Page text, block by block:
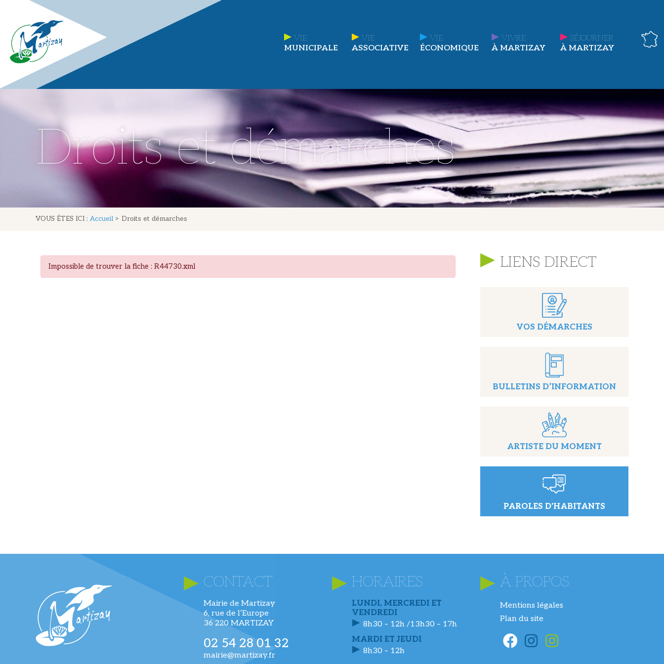
VIE
MUNICIPALE
VIE
ASSOCIATIVE
VIE
ÉCONOMIQUE
VIVRE
À MARTIZAY
SÉJOURNER
À MARTIZAY
Droits et démarches
VOUS ÊTES ICI : Accueil > Droits et démarches
Impossible de trouver la fiche : R44730.xml LIENS DIRECT
VOS DÉMARCHES
BULLETINS D’INFORMATION
ARTISTE DU MOMENT
PAROLES D'HABITANTS
CONTACT
Mairie de Martizay
6, rue de l’Europe
36 220 MARTIZAY
02 54 28 01 32
mairie@martizay.fr
HORAIRES
LUNDI, MERCREDI ET
VENDREDI
8h30 – 12h /13h30 – 17h
MARDI ET JEUDI
8h30 – 12h
À PROPOS
Mentions légales
Plan du site